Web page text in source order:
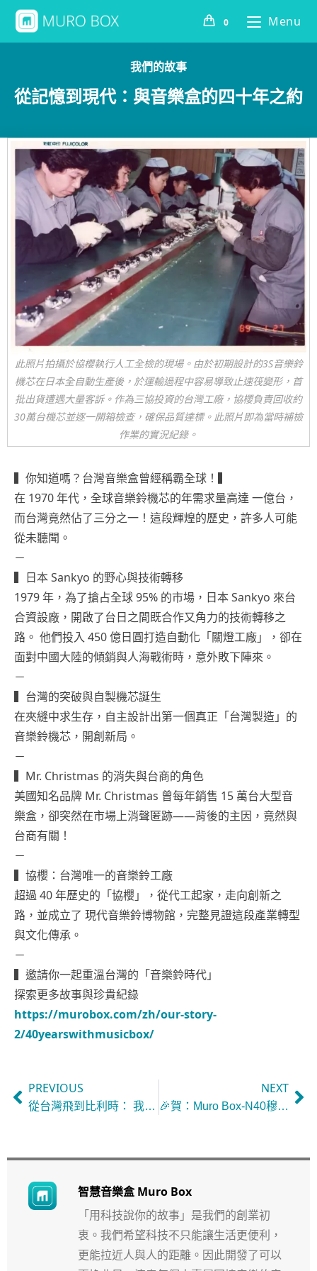
0 Menu
我們的故事
從記憶到現代：與音樂盒的四十年之約
此照片拍攝於協櫻執行人工全檢的現場。由於初期設計的3S音樂鈴
機芯在日本全自動生產後，於運輸過程中容易導致止速筏變形，首
批出貨遭遇大量客訴。作為三協投資的台灣工廠，協櫻負責回收約
30萬台機芯並逐一開箱檢查，確保品質達標。此照片即為當時補檢
作業的實況紀錄。
▍你知道嗎？台灣音樂盒曾經稱霸全球！▍
在 1970 年代，全球音樂鈴機芯的年需求量高達 一億台，
而台灣竟然佔了三分之一！這段輝煌的歷史，許多人可能
從未聽聞。
－
▍日本 Sankyo 的野心與技術轉移
1979 年，為了搶占全球 95% 的市場，日本 Sankyo 來台
合資設廠，開啟了台日之間既合作又角力的技術轉移之
路。 他們投入 450 億日圓打造自動化「關燈工廠」，卻在
面對中國大陸的傾銷與人海戰術時，意外敗下陣來。
－
▍台灣的突破與自製機芯誕生
在夾縫中求生存，自主設計出第一個真正「台灣製造」的
音樂鈴機芯，開創新局。
－
▍Mr. Christmas 的消失與台商的角色
美國知名品牌 Mr. Christmas 曾每年銷售 15 萬台大型音
樂盒，卻突然在市場上消聲匿跡——背後的主因，竟然與
台商有關！
－
▍協櫻：台灣唯一的音樂鈴工廠
超過 40 年歷史的「協櫻」，從代工起家，走向創新之
路，並成立了 現代音樂鈴博物館，完整見證這段產業轉型
與文化傳承。
－
▍邀請你一起重溫台灣的「音樂鈴時代」
探索更多故事與珍貴紀錄
https://murobox.com/zh/our-story-
2/40yearswithmusicbox/
PREVIOUS
從台灣飛到比利時： 我在 KIKK Festival 用 Muro Box 音樂盒與世界交朋友
NEXT
🎉賀：Muro Box-N40穆風 榮獲2025金點設計獎📜來看哪裡可試玩智慧音樂盒。
智慧音樂盒 Muro Box
「用科技說你的故事」是我們的創業初
衷。我們希望科技不只能讓生活更便利，
更能拉近人與人的距離。因此開發了可以